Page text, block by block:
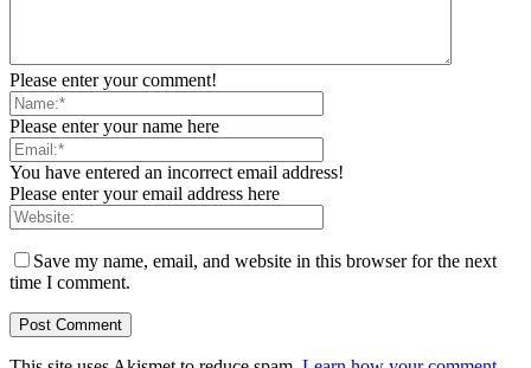
Please enter your comment!
Please enter your name here
You have entered an incorrect email address!
Please enter your email address here
Save my name, email, and website in this browser for the next
time I comment.